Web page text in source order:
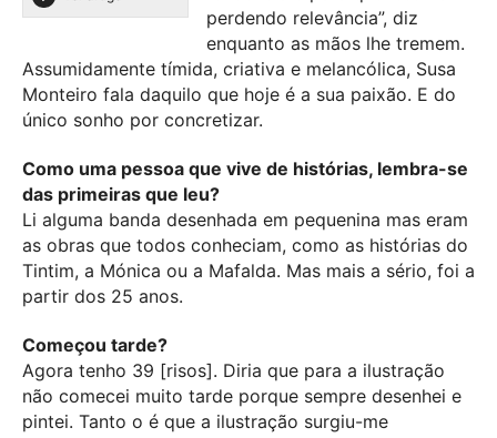
perdendo relevância”, diz
enquanto as mãos lhe tremem.
Assumidamente tímida, criativa e melancólica, Susa
Monteiro fala daquilo que hoje é a sua paixão. E do
único sonho por concretizar.
Como uma pessoa que vive de histórias, lembra-se
das primeiras que leu?
Li alguma banda desenhada em pequenina mas eram
as obras que todos conheciam, como as histórias do
Tintim, a Mónica ou a Mafalda. Mas mais a sério, foi a
partir dos 25 anos.
Começou tarde?
Agora tenho 39 [risos]. Diria que para a ilustração
não comecei muito tarde porque sempre desenhei e
pintei. Tanto o é que a ilustração surgiu-me